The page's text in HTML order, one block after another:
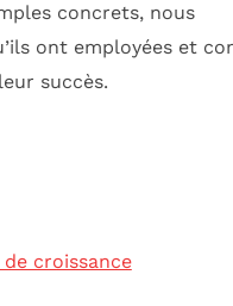
concrets, nous
ont employées et
succès.
croissance